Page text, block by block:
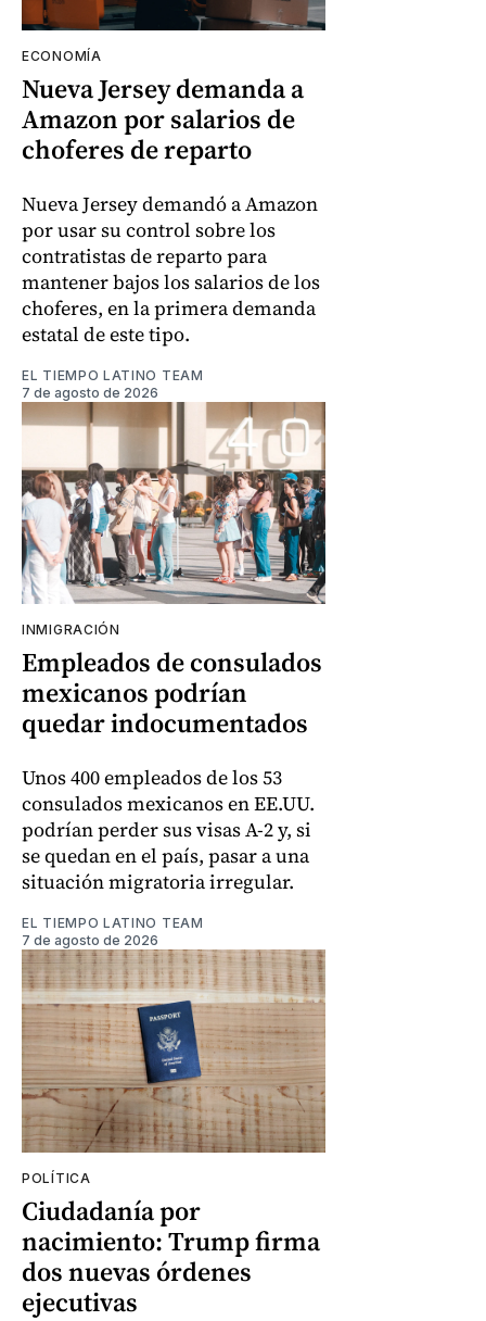
ECONOMÍA
Nueva Jersey demanda a
Amazon por salarios de
choferes de reparto
Nueva Jersey demandó a Amazon
por usar su control sobre los
contratistas de reparto para
mantener bajos los salarios de los
choferes, en la primera demanda
estatal de este tipo.
EL TIEMPO LATINO TEAM
7 de agosto de 2026
INMIGRACIÓN
Empleados de consulados
mexicanos podrían
quedar indocumentados
Unos 400 empleados de los 53
consulados mexicanos en EE.UU.
podrían perder sus visas A-2 y, si
se quedan en el país, pasar a una
situación migratoria irregular.
EL TIEMPO LATINO TEAM
7 de agosto de 2026
POLÍTICA
Ciudadanía por
nacimiento: Trump firma
dos nuevas órdenes
ejecutivas